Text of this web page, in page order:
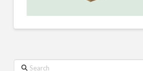
Search